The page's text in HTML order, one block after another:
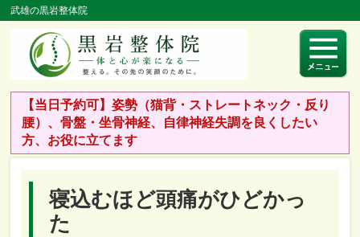
武雄の黒岩整体院
【当日予約可】姿勢（猫背・ストレートネック・反り
腰）、骨盤・坐骨神経、自律神経失調を良くしたい
方、お役に立てます
寝込むほど頭痛がひどかっ
た